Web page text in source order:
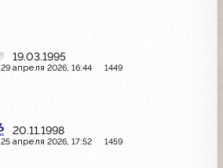
19.03.1995
29 апреля 2026, 16:44 1449
20.11.1998
25 апреля 2026, 17:52 1459